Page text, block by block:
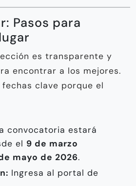
Pasos para
es transparente y
encontrar a los mejores.
clave porque el
convocatoria estará
el 9 de marzo
mayo de 2026.
Ingresa al portal de